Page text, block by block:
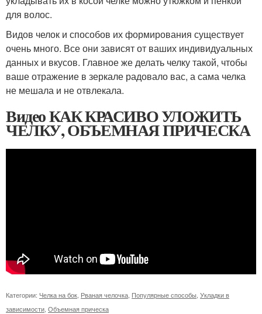
для волос.
Видов челок и способов их формирования существует
очень много. Все они зависят от ваших индивидуальных
данных и вкусов. Главное же делать челку такой, чтобы
ваше отражение в зеркале радовало вас, а сама челка
не мешала и не отвлекала.
Видео КАК КРАСИВО УЛОЖИТЬ
ЧЕЛКУ, ОБЪЕМНАЯ ПРИЧЕСКА
Категории: Челка на бок Рваная челочка Популярные способы Укладки в
зависимости Объемная прическа